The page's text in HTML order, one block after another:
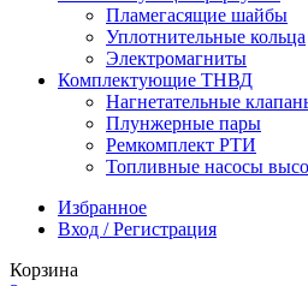
Пламегасящие шайбы
Уплотнительные кольца
Электромагниты
Комплектующие ТНВД
Нагнетательные
Плунжерные пары
Ремкомплект РТИ
Топливные насосы
Избранное
Вход / Регистрация
Корзина